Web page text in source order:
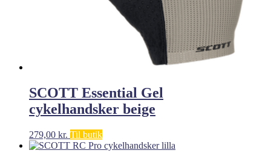
SCOTT Essential Gel
cykelhandsker beige
279,00 kr. Til butik